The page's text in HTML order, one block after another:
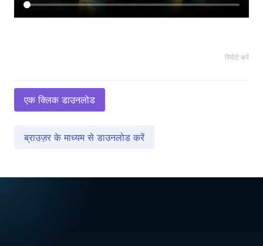
रिपोर्ट करें
एक क्लिक डाउनलोड
ब्राउज़र के माध्यम से डाउनलोड करें